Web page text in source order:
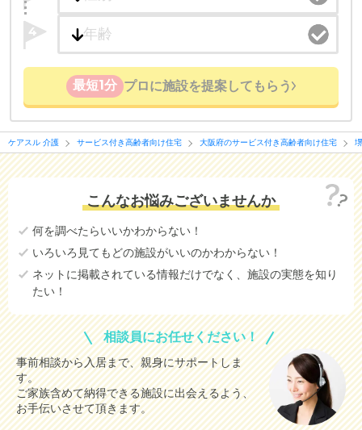
4
最短1分 プロに施設を提案してもらう
ケアスル 介護 サービス付き高齢者向け住宅 大阪府のサービス付き高齢者向け住宅
こんなお悩みございませんか
何を調べたらいいかわからない！
いろいろ見てもどの施設がいいのかわからない！
ネットに掲載されている情報だけでなく、施設の実態を知り
たい！
相談員にお任せください！
事前相談から入居まで、親身にサポートしま
す。
ご家族含めて納得できる施設に出会えるよう、
お手伝いさせて頂きます。